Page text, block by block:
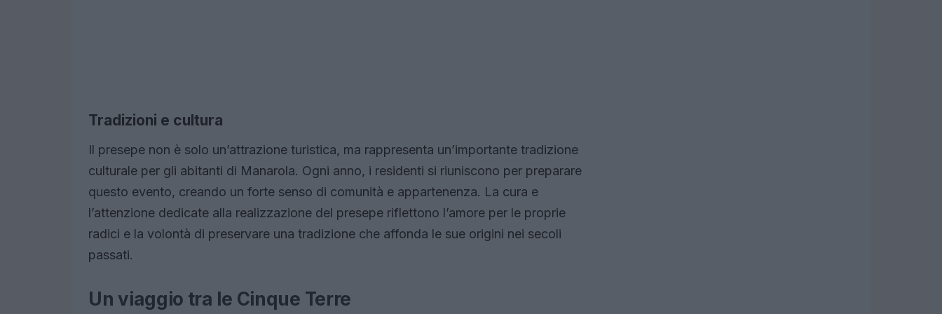
Tradizioni e cultura
Il presepe non è solo un’attrazione turistica, ma rappresenta un’importante tradizione
culturale per gli abitanti di Manarola. Ogni anno, i residenti si riuniscono per preparare
questo evento, creando un forte senso di comunità e appartenenza. La cura e
l’attenzione dedicate alla realizzazione del presepe riflettono l’amore per le proprie
radici e la volontà di preservare una tradizione che affonda le sue origini nei secoli
passati.
Un viaggio tra le Cinque Terre